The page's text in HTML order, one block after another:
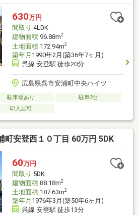
630万円
間取り 4LDK
建物面積96.88m2
土地面積172.94m2
築年月 1990年2月(築36年7ヶ月)
呉線 安登駅 徒歩20分
広島県呉市安浦町中央ハイツ
駐車場あり
駐車2台
即入居可
町安登西１０丁目 60万円 5DK
60万円
間取り 5DK
建物面積88.18m2
土地面積187.63m2
築年月 1976年3月(築50年6ヶ月)
呉線 安登駅 徒歩13分